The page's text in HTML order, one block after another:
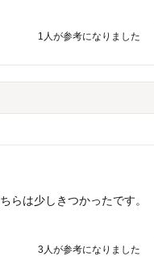
1 人が参考になりました
らは少しきつかったです。
3 人が参考になりました